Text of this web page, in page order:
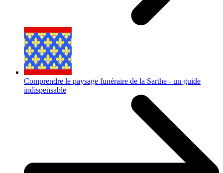
Comprendre le paysage funéraire de la Sarthe - un guide
indispensable